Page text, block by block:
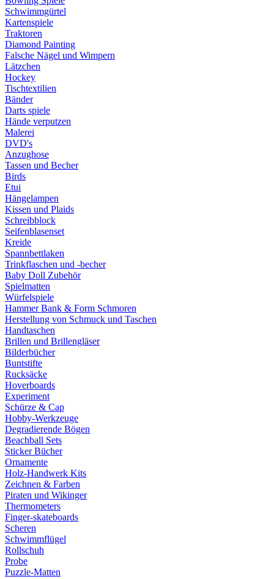
Schwimmgürtel
Kartenspiele
Traktoren
Diamond Painting
Falsche Nägel und Wimpern
Lätzchen
Hockey
Tischtextilien
Bänder
Darts spiele
Hände verputzen
Malerei
DVD's
Anzughose
Tassen und Becher
Birds
Etui
Hängelampen
Kissen und Plaids
Schreibblock
Seifenblasenset
Kreide
Spannbettlaken
Trinkflaschen und -becher
Baby Doll Zubehör
Spielmatten
Würfelspiele
Hammer Bank & Form Schmoren
Herstellung von Schmuck und Taschen
Handtaschen
Brillen und Brillengläser
Bilderbücher
Buntstifte
Rucksäcke
Hoverboards
Experiment
Schürze & Cap
Hobby-Werkzeuge
Degradierende Bögen
Beachball Sets
Sticker Bücher
Ornamente
Holz-Handwerk Kits
Zeichnen & Farben
Piraten und Wikinger
Thermometers
Finger-skateboards
Scheren
Schwimmflügel
Rollschuh
Probe
Puzzle-Matten